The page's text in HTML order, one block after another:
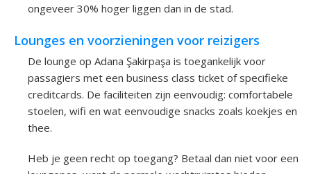
ongeveer 30% hoger liggen dan in de stad.
Lounges en voorzieningen voor reizigers
De lounge op Adana Şakirpaşa is toegankelijk voor
passagiers met een business class ticket of specifieke
creditcards. De faciliteiten zijn eenvoudig: comfortabele
stoelen, wifi en wat eenvoudige snacks zoals koekjes en
thee.
Heb je geen recht op toegang? Betaal dan niet voor een